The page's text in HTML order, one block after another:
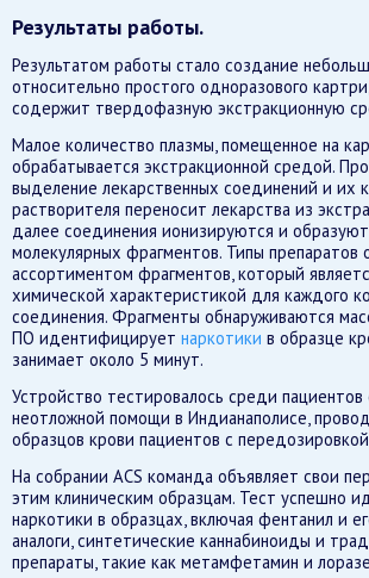
Результаты работы.
Результатом работы стало создание
относительно простого одноразового
содержит твердофазную экстракционную
Малое количество плазмы, помещенное на
обрабатывается экстракционной средой.
выделение лекарственных соединений и их
растворителя переносит лекарства из
далее соединения ионизируются и
молекулярных фрагментов. Типы препаратов
ассортиментом фрагментов, который
химической характеристикой для каждого
соединения. Фрагменты обнаруживаются
ПО идентифицирует наркотики в образце
занимает около 5 минут.
Устройство тестировалось среди
неотложной помощи в Индианаполисе,
образцов крови пациентов с
На собрании ACS команда объявляет свои
этим клиническим образцам. Тест успешно
наркотики в образцах, включая фентанил и
аналоги, синтетические каннабиноиды и
препараты, такие как метамфетамин и